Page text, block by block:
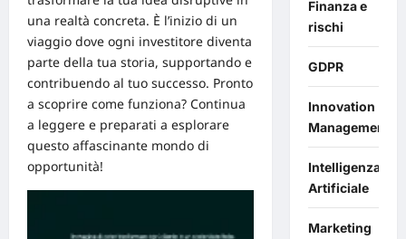
una realtà concreta. È l’inizio di un
viaggio dove ogni investitore diventa
parte della tua storia, supportando e
contribuendo al tuo successo. Pronto
a scoprire come funziona? Continua
a leggere e preparati a esplorare
questo affascinante mondo di
opportunità!
Finanza e
rischi
GDPR
Innovation
Management
Intelligenza
Artificiale
Marketing